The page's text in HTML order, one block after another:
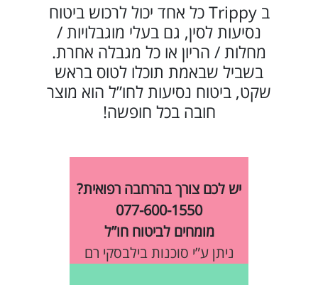
ב Trippy כל אחד יכול לרכוש ביטוח
נסיעות לסין, גם בעלי מוגבלויות /
מחלות / הריון או כל מגבלה אחרת.
בשביל שבאמת תוכלו לטוס בראש
שקט, ביטוח נסיעות לחו”ל הוא מוצר
חובה בכל חופשה!
יש לכם צורך בהרחבה רפואית?
077-600-1550
מומחים לביטוח חו”ל
ניתן ע”י סוכנות בילבסקי רם